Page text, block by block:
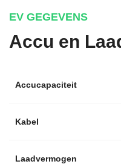
EV GEGEVENS
Accu en
Accucapaciteit
Kabel
Laadvermogen